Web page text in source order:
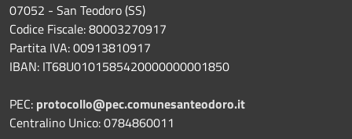
07052 - San Teodoro (SS)
Codice Fiscale: 80003270917
Partita IVA: 00913810917
IBAN: IT68U0101585420000000001850
PEC: protocollo@pec.comunesanteodoro.it
Centralino Unico: 0784860011